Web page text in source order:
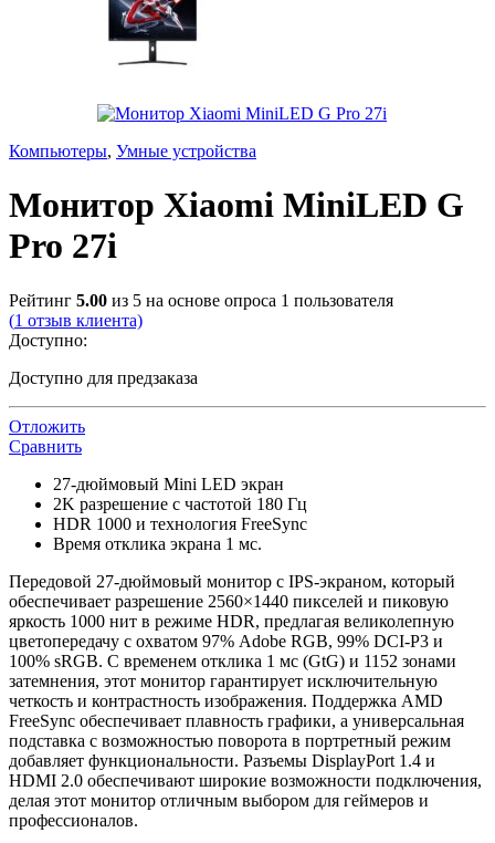
Компьютеры, Умные устройства
Монитор Xiaomi MiniLED G
Pro 27i
Рейтинг 5.00 из 5 на основе опроса 1 пользователя
(1 отзыв клиента)
Доступно:
Доступно для предзаказа
Отложить
Сравнить
27-дюймовый Mini LED экран
2K разрешение с частотой 180 Гц
HDR 1000 и технология FreeSync
Время отклика экрана 1 мс.
Передовой 27-дюймовый монитор с IPS-экраном, который
обеспечивает разрешение 2560×1440 пикселей и пиковую
яркость 1000 нит в режиме HDR, предлагая великолепную
цветопередачу с охватом 97% Adobe RGB, 99% DCI-P3 и
100% sRGB. С временем отклика 1 мс (GtG) и 1152 зонами
затемнения, этот монитор гарантирует исключительную
четкость и контрастность изображения. Поддержка AMD
FreeSync обеспечивает плавность графики, а универсальная
подставка с возможностью поворота в портретный режим
добавляет функциональности. Разъемы DisplayPort 1.4 и
HDMI 2.0 обеспечивают широкие возможности подключения,
делая этот монитор отличным выбором для геймеров и
профессионалов.